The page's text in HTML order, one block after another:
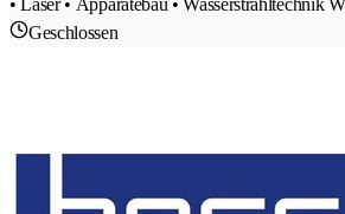
Geschlossen